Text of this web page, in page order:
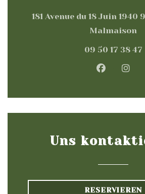
181 Avenue du 18 Juin
Malmaison
09 50 17 38 47
Uns
RESERVIEREN